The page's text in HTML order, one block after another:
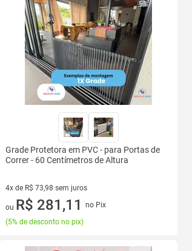
Grade Protetora em PVC - para Portas de
Correr - 60 Centímetros de Altura
4x de R$ 73,98 sem juros
4 vez de R$ 73,98 sem juros
ou R$ 281,11
no Pix
(5% de desconto no pix)